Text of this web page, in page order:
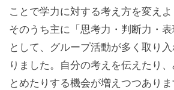
ことで学力に対する考え方を変えよ
そのうち主に「思考力・判断力・
として、グループ活動が多く取り
りました。自分の考えを伝えたり
とめたりする機会が増えつつありま